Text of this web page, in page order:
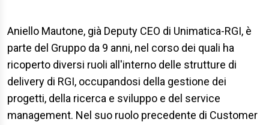
Aniello Mautone, già Deputy CEO di Unimatica-RGI, è
parte del Gruppo da 9 anni, nel corso dei quali ha
ricoperto diversi ruoli all'interno delle strutture di
delivery di RGI, occupandosi della gestione dei
progetti, della ricerca e sviluppo e del service
management. Nel suo ruolo precedente di Customer